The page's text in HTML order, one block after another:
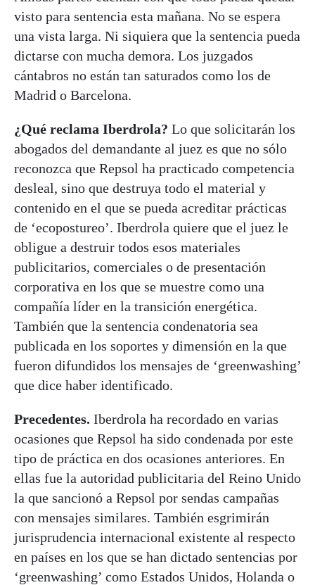
visto para sentencia esta mañana. No se espera
una vista larga. Ni siquiera que la sentencia pueda
dictarse con mucha demora. Los juzgados
cántabros no están tan saturados como los de
Madrid o Barcelona.
¿Qué reclama Iberdrola? Lo que solicitarán los
abogados del demandante al juez es que no sólo
reconozca que Repsol ha practicado competencia
desleal, sino que destruya todo el material y
contenido en el que se pueda acreditar prácticas
de ‘ecopostureo’. Iberdrola quiere que el juez le
obligue a destruir todos esos materiales
publicitarios, comerciales o de presentación
corporativa en los que se muestre como una
compañía líder en la transición energética.
También que la sentencia condenatoria sea
publicada en los soportes y dimensión en la que
fueron difundidos los mensajes de ‘greenwashing’
que dice haber identificado.
Precedentes. Iberdrola ha recordado en varias
ocasiones que Repsol ha sido condenada por este
tipo de práctica en dos ocasiones anteriores. En
ellas fue la autoridad publicitaria del Reino Unido
la que sancionó a Repsol por sendas campañas
con mensajes similares. También esgrimirán
jurisprudencia internacional existente al respecto
en países en los que se han dictado sentencias por
‘greenwashing’ como Estados Unidos, Holanda o